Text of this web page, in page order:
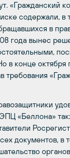
«Гражданский
содержали,
в
года вынес
в конце октября
«Беллона»
документов, в